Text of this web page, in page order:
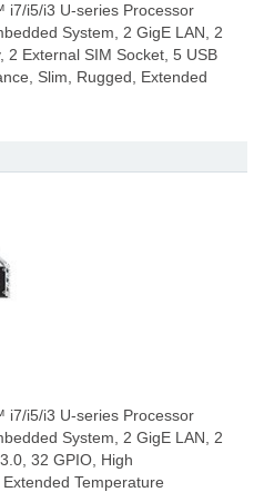
i5/i3 U-series Processor
System, 2 GigE LAN, 2
2 External SIM Socket, 5 USB
Slim, Rugged, Extended
i5/i3 U-series Processor
System, 2 GigE LAN, 2
32 GPIO, High
Temperature